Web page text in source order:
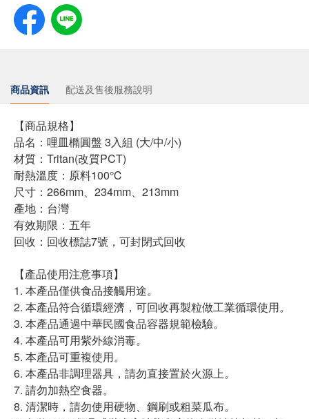
商品資訊 配送及售後服務說明
【商品規格】
品名：哩皿橢圓盤 3入組 (大/中/小)
材質：Tritan(改質PCT)
耐熱溫度：原料100℃
尺寸：266mm、234mm、213mm
產地：台灣
有效期限：五年
回收：回收標誌7號，可封閉式回收
【產品使用注意事項】
1. 本產品僅供食品接觸用途。
2. 本產品符合循環經濟，可回收再製粒做工業循環使用。
3. 本產品通過中華民國食品容器規範檢驗。
4. 本產品可用紫外線消毒。
5. 本產品可重複使用。
6. 本產品非調理器具，請勿直接置於火源上。
7. 請勿加熱空食器。
8. 清潔時，請勿使用硬物、鋼刷或粗菜瓜布。